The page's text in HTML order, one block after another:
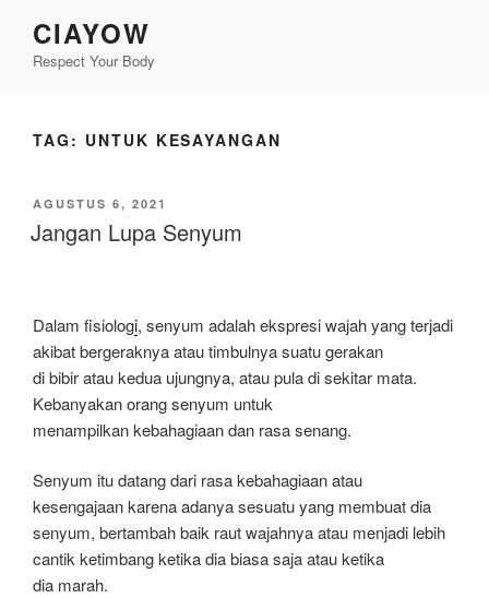
konten
CIAYOW
Respect Your Body
TAG: UNTUK KESAYANGAN
DIPOSKAN
PADA
AGUSTUS 6, 2021
Jangan Lupa Senyum
Dalam fisiologi, senyum adalah ekspresi wajah yang terjadi
akibat bergeraknya atau timbulnya suatu gerakan
di bibir atau kedua ujungnya, atau pula di sekitar mata.
Kebanyakan orang senyum untuk
menampilkan kebahagiaan dan rasa senang.
Senyum itu datang dari rasa kebahagiaan atau
kesengajaan karena adanya sesuatu yang membuat dia
senyum, bertambah baik raut wajahnya atau menjadi lebih
cantik ketimbang ketika dia biasa saja atau ketika
dia marah.